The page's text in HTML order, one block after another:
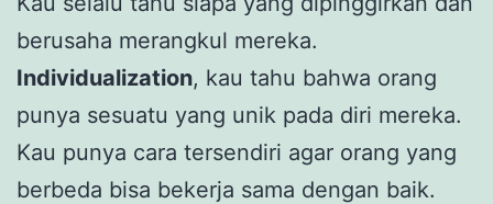
berusaha merangkul mereka.
Individualization, kau tahu bahwa orang
punya sesuatu yang unik pada diri mereka.
Kau punya cara tersendiri agar orang yang
berbeda bisa bekerja sama dengan baik.